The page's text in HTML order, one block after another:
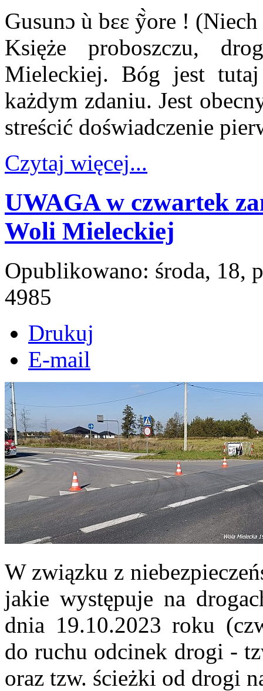
Gusunɔ ù bɛɛ ỹ̀ore !
Księże proboszczu,
Mieleckiej. Bóg jest
każdym zdaniu. Jest
streścić doświadczenie
Czytaj więcej...
UWAGA w czwartek
Woli Mieleckiej
Opublikowano: środa, 18,
4985
Drukuj
E-mail
W związku z
jakie występuje na
dnia 19.10.2023 roku
do ruchu odcinek drogi -
oraz tzw. ścieżki od drogi